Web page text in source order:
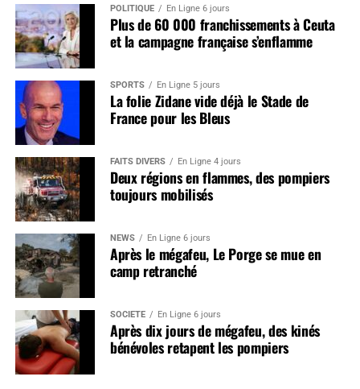
POLITIQUE En Ligne 6 jours
Plus de 60 000 franchissements à Ceuta
et la campagne française s’enflamme
SPORTS En Ligne 5 jours
La folie Zidane vide déjà le Stade de
France pour les Bleus
FAITS DIVERS En Ligne 4 jours
Deux régions en flammes, des pompiers
toujours mobilisés
NEWS En Ligne 6 jours
Après le mégafeu, Le Porge se mue en
camp retranché
SOCIÉTÉ En Ligne 6 jours
Après dix jours de mégafeu, des kinés
bénévoles retapent les pompiers